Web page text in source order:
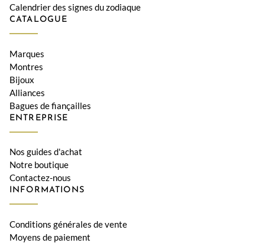
Calendrier des signes du zodiaque
CATALOGUE
Marques
Montres
Bijoux
Alliances
Bagues de fiançailles
ENTREPRISE
Nos guides d'achat
Notre boutique
Contactez-nous
INFORMATIONS
Conditions générales de vente
Moyens de paiement